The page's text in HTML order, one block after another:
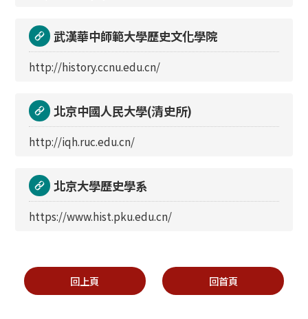
武漢華中師範大學歷史文化學院
http://history.ccnu.edu.cn/
北京中國人民大學(清史所)
http://iqh.ruc.edu.cn/
北京大學歷史學系
https://www.hist.pku.edu.cn/
回上頁 回首頁